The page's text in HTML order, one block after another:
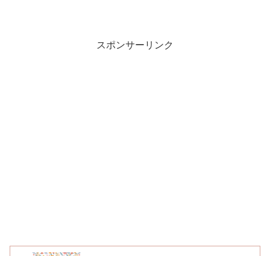
スポンサーリンク